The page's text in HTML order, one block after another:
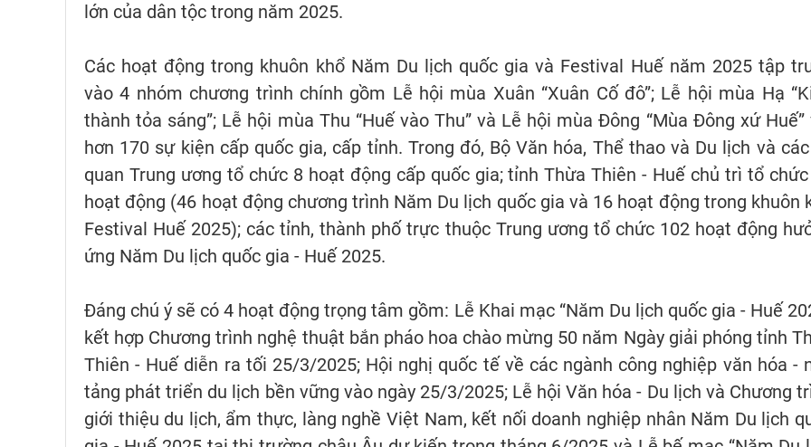
lớn của dân tộc trong năm 2025.
Các hoạt động trong khuôn khổ Năm Du lịch quốc gia và Festival Huế năm 2025 tập
vào 4 nhóm chương trình chính gồm Lễ hội mùa Xuân “Xuân Cố đô”; Lễ hội mùa Hạ
thành tỏa sáng”; Lễ hội mùa Thu “Huế vào Thu” và Lễ hội mùa Đông “Mùa Đông xứ Huế”
hơn 170 sự kiện cấp quốc gia, cấp tỉnh. Trong đó, Bộ Văn hóa, Thể thao và Du lịch và
quan Trung ương tổ chức 8 hoạt động cấp quốc gia; tỉnh Thừa Thiên - Huế chủ trì tổ
hoạt động (46 hoạt động chương trình Năm Du lịch quốc gia và 16 hoạt động trong khuôn
Festival Huế 2025); các tỉnh, thành phố trực thuộc Trung ương tổ chức 102 hoạt động
ứng Năm Du lịch quốc gia - Huế 2025.
Đáng chú ý sẽ có 4 hoạt động trọng tâm gồm: Lễ Khai mạc “Năm Du lịch quốc gia - Huế
kết hợp Chương trình nghệ thuật bắn pháo hoa chào mừng 50 năm Ngày giải phóng tỉnh
Thiên - Huế diễn ra tối 25/3/2025; Hội nghị quốc tế về các ngành công nghiệp văn hóa -
tảng phát triển du lịch bền vững vào ngày 25/3/2025; Lễ hội Văn hóa - Du lịch và Chương
giới thiệu du lịch, ẩm thực, làng nghề Việt Nam, kết nối doanh nghiệp nhân Năm Du lịch